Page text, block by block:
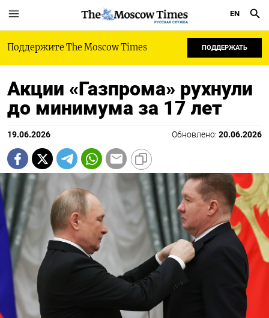
РУССКАЯ СЛУЖБА
EN
Поддержите The Moscow Times ПОДДЕРЖАТЬ
Акции «Газпрома» рухнули
до минимума за 17 лет
19.06.2026 Обновлено: 20.06.2026